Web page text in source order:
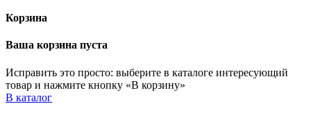
Корзина
Ваша корзина пуста
Исправить это просто: выберите в каталоге интересующий
товар и нажмите кнопку «В корзину»
В каталог